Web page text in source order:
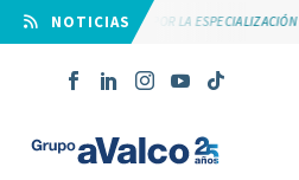
⠀NOTICIAS
SUYCAL 2000 APUESTA POR LA ESPECIALIZACIÓN